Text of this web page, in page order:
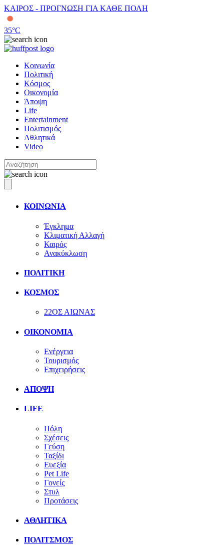
ΚΑΙΡΟΣ - ΠΡΟΓΝΩΣΗ ΓΙΑ ΚΑΘΕ ΠΟΛΗ
35°C
Κοινωνία
Πολιτική
Κόσμος
Οικονομία
Άποψη
Life
Entertainment
Πολιτισμός
Αθλητικά
Video
ΚΟΙΝΩΝΙΑ
Έγκλημα
Κλιματική Αλλαγή
Καιρός
Ανακύκλωση
ΠΟΛΙΤΙΚΗ
ΚΟΣΜΟΣ
22ΟΣ ΑΙΩΝΑΣ
ΟΙΚΟΝΟΜΙΑ
Ενέργεια
Τουρισμός
Επιχειρήσεις
ΑΠΟΨΗ
LIFE
Πόλη
Σχέσεις
Γεύση
Ταξίδι
Ευεξία
Pet Life
Γονείς
Στυλ
Προτάσεις
ΑΘΛΗΤΙΚΑ
ΠΟΛΙΤΣΜΟΣ